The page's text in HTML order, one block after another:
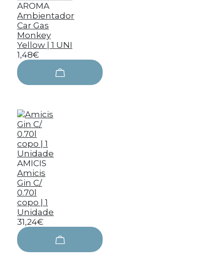
AROMA
Ambientador
Car Gas
Monkey
Yellow | 1 UNI
1,48€
AMICIS
Amicis
Gin C/
0.70l
copo | 1
Unidade
31,24€